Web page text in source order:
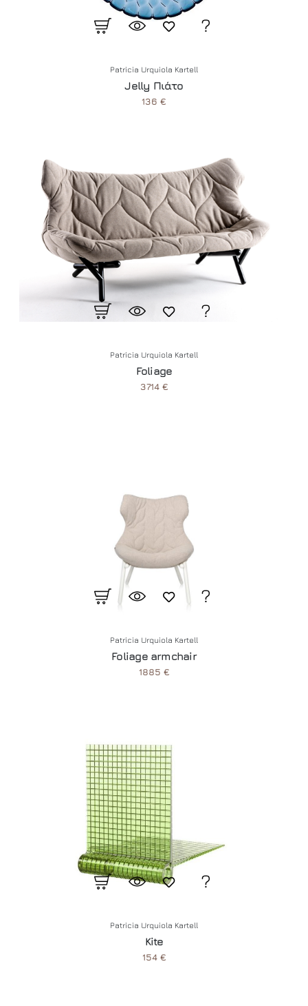
Patricia Urquiola Kartell
Jelly Πιάτο
136 €
Patricia Urquiola Kartell
Foliage
3714 €
Patricia Urquiola Kartell
Foliage armchair
1885 €
Patricia Urquiola Kartell
Kite
154 €